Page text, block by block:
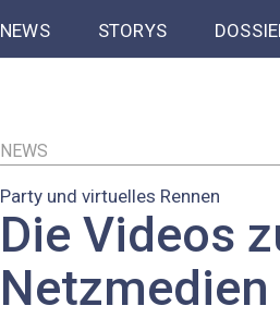
MAIN NAVIGATION
NEWS STORYS
EU-
NEWS
Party und virtuelles Rennen
Die Videos